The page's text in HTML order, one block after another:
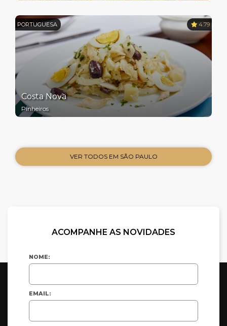
PORTUGUESA 4.79
Costa Nova
Pinheiros
VER TODOS EM SÃO PAULO
ACOMPANHE AS NOVIDADES
NOME:
EMAIL: